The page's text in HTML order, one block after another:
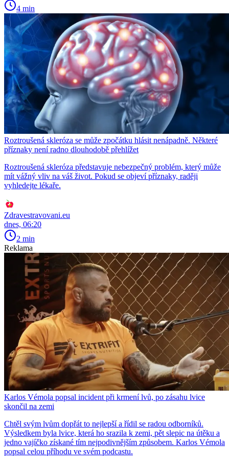
4 min
Roztroušená skleróza se může zpočátku hlásit nenápadně. Některé
příznaky není radno dlouhodobě přehlížet
Roztroušená skleróza představuje nebezpečný problém, který může
mít vážný vliv na váš život. Pokud se objeví příznaky, raději
vyhledejte lékaře.
Zdravestravovani.eu
dnes, 06:20
2 min
Reklama
Karlos Vémola popsal incident při krmení lvů, po zásahu lvice
skončil na zemi
Chtěl svým lvům dopřát to nejlepší a řídil se radou odborníků.
Výsledkem byla lvice, která ho srazila k zemi, pět slepic na útěku a
jedno vajíčko získané tím nejpodivnějším způsobem. Karlos Vémola
popsal celou příhodu ve svém podcastu.